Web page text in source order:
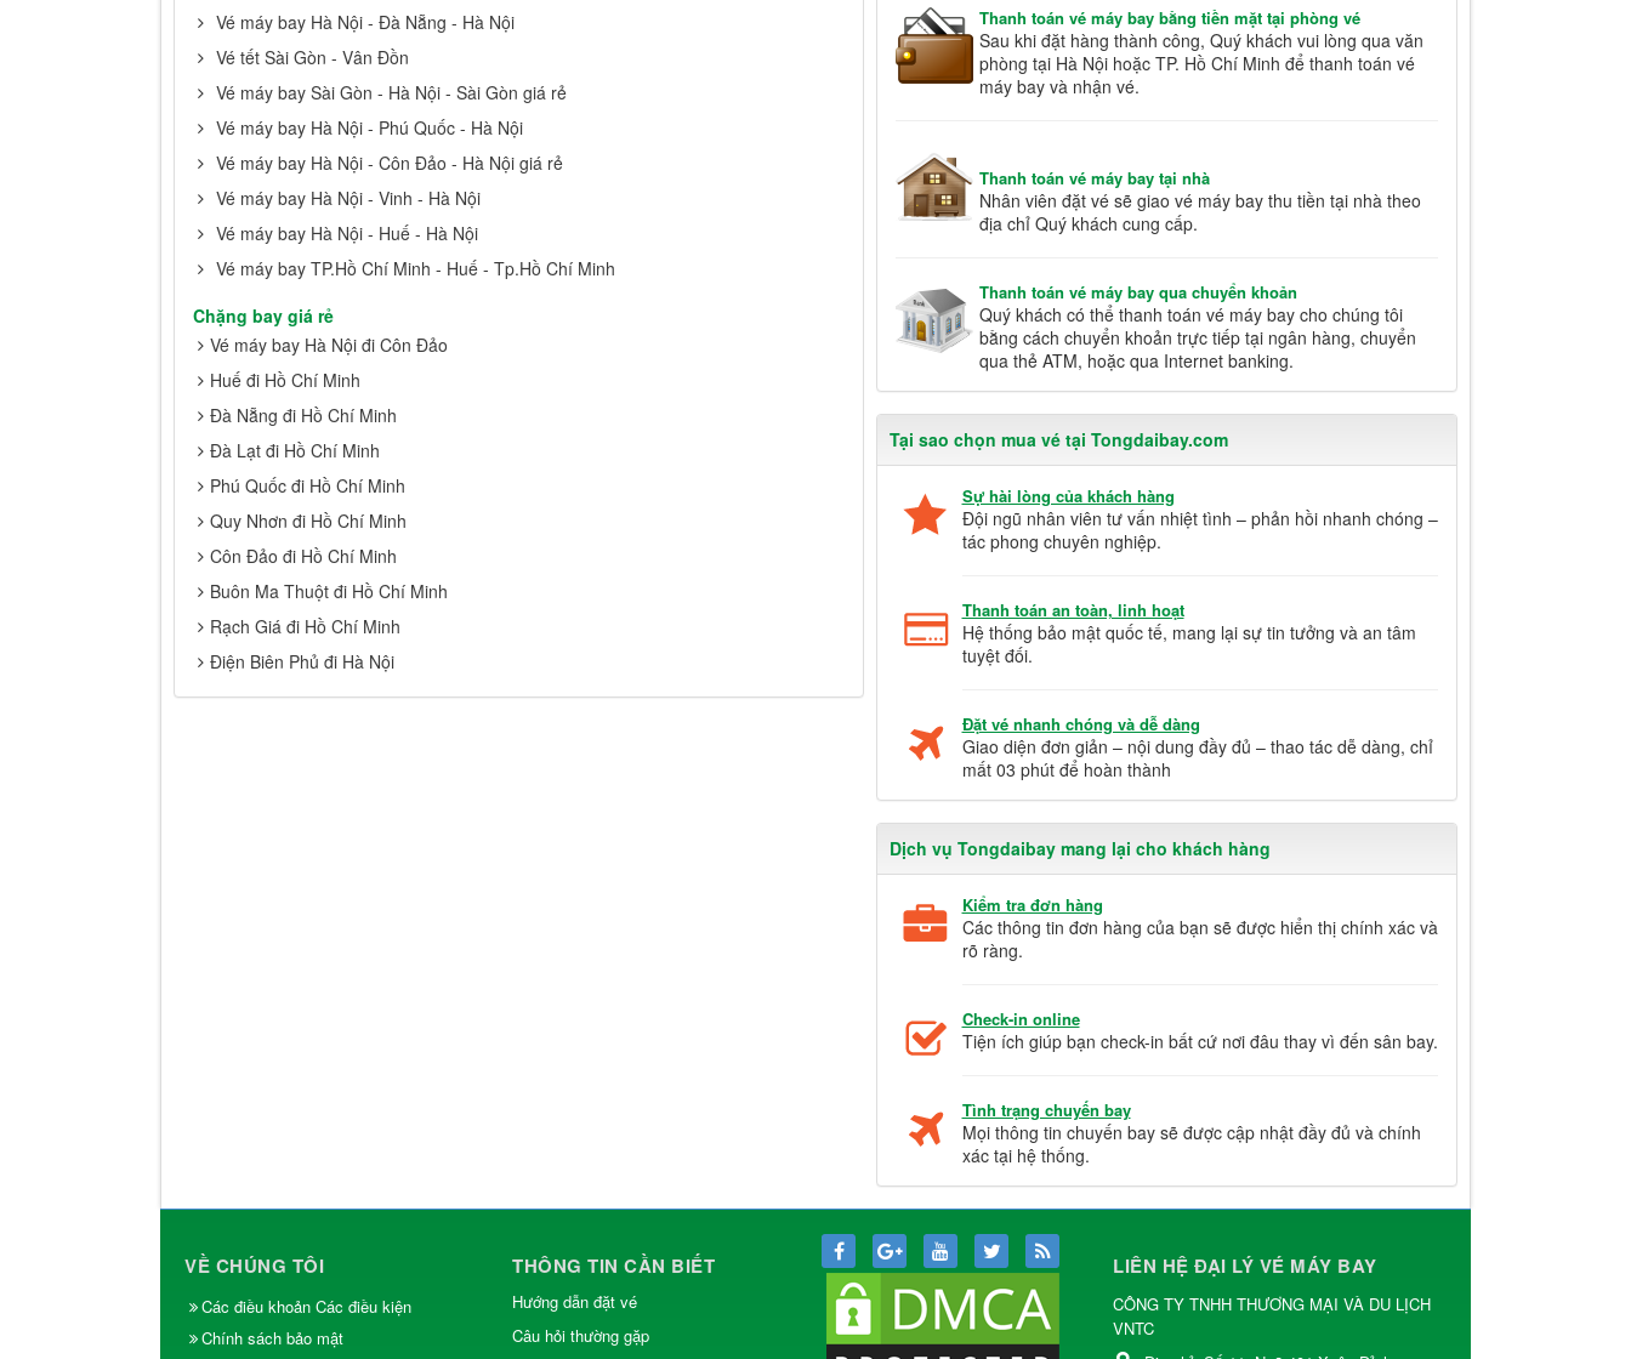
Vé máy bay Hà Nội - Đà Nẵng - Hà Nội
Vé tết Sài Gòn - Vân Đồn
Vé máy bay Sài Gòn - Hà Nội - Sài Gòn giá rẻ
Vé máy bay Hà Nội - Phú Quốc - Hà Nội
Vé máy bay Hà Nội - Côn Đảo - Hà Nội giá rẻ
Vé máy bay Hà Nội - Vinh - Hà Nội
Vé máy bay Hà Nội - Huế - Hà Nội
Vé máy bay TP.Hồ Chí Minh - Huế - Tp.Hồ Chí Minh
Chặng bay giá rẻ
Vé máy bay Hà Nội đi Côn Đảo
Huế đi Hồ Chí Minh
Đà Nẵng đi Hồ Chí Minh
Đà Lạt đi Hồ Chí Minh
Phú Quốc đi Hồ Chí Minh
Quy Nhơn đi Hồ Chí Minh
Côn Đảo đi Hồ Chí Minh
Buôn Ma Thuột đi Hồ Chí Minh
Rạch Giá đi Hồ Chí Minh
Điện Biên Phủ đi Hà Nội
Thanh toán vé máy bay bằng tiền mặt tại phòng vé
Sau khi đặt hàng thành công, Quý khách vui lòng qua văn
phòng tại Hà Nội hoặc TP. Hồ Chí Minh để thanh toán vé
máy bay và nhận vé.
Thanh toán vé máy bay tại nhà
Nhân viên đặt vé sẽ giao vé máy bay thu tiền tại nhà theo
địa chỉ Quý khách cung cấp.
Thanh toán vé máy bay qua chuyển khoản
Quý khách có thể thanh toán vé máy bay cho chúng tôi
bằng cách chuyển khoản trực tiếp tại ngân hàng, chuyển
qua thẻ ATM, hoặc qua Internet banking.
Tại sao chọn mua vé tại Tongdaibay.com
Sự hài lòng của khách hàng
Đội ngũ nhân viên tư vấn nhiệt tình – phản hồi nhanh chóng –
tác phong chuyên nghiệp.
Thanh toán an toàn, linh hoạt
Hệ thống bảo mật quốc tế, mang lại sự tin tưởng và an tâm
tuyệt đối.
Đặt vé nhanh chóng và dễ dàng
Giao diện đơn giản – nội dung đầy đủ – thao tác dễ dàng, chỉ
mất 03 phút để hoàn thành
Dịch vụ Tongdaibay mang lại cho khách hàng
Kiểm tra đơn hàng
Các thông tin đơn hàng của bạn sẽ được hiển thị chính xác và
rõ ràng.
Check-in online
Tiện ích giúp bạn check-in bất cứ nơi đâu thay vì đến sân bay.
Tình trạng chuyến bay
Mọi thông tin chuyến bay sẽ được cập nhật đầy đủ và chính
xác tại hệ thống.
VỀ CHÚNG TÔI
Các điều khoản Các điều kiện
Chính sách bảo mật
THÔNG TIN CẦN BIẾT
Hướng dẫn đặt vé
Câu hỏi thường gặp
LIÊN HỆ ĐẠI LÝ VÉ MÁY BAY
CÔNG TY TNHH THƯƠNG MẠI VÀ DU LỊCH
VNTC